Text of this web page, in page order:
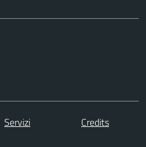
Servizi
Credits